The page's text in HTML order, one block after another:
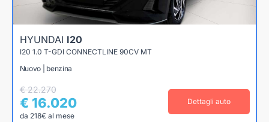
HYUNDAI I20
I20 1.0 T-GDI CONNECTLINE 90CV MT
Nuovo | benzina
€ 22.270
€ 16.020
da 218€ al mese
Dettagli auto